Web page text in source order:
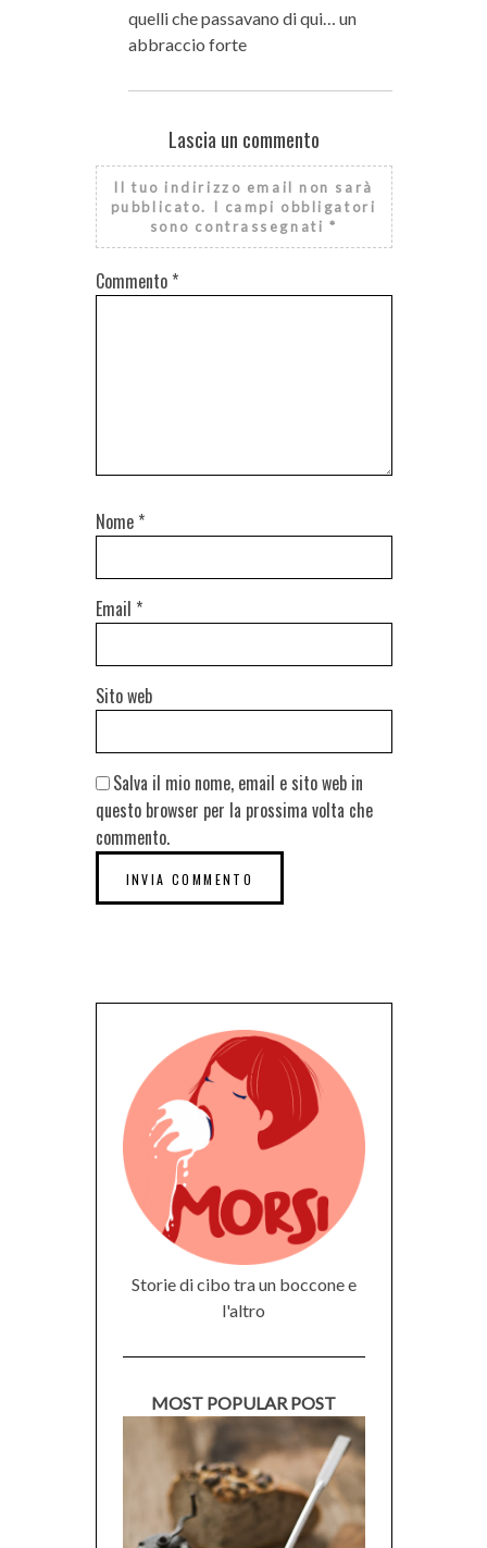
quelli che passavano di qui… un
abbraccio forte
Lascia un commento
Il tuo indirizzo email non sarà
pubblicato.
I campi obbligatori
sono contrassegnati *
Commento *
Nome *
Email *
Sito web
Salva il mio nome, email e sito web in
questo browser per la prossima volta che
commento.
Storie di cibo tra un boccone e
l'altro
MOST POPULAR POST